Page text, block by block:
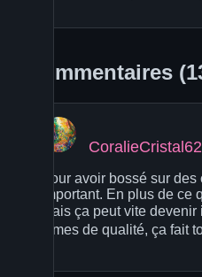
Commentaires
CoralieCristal62
Pour avoir bossé sur
important. En plus de
mais ça peut vite
lames de qualité, ça fait